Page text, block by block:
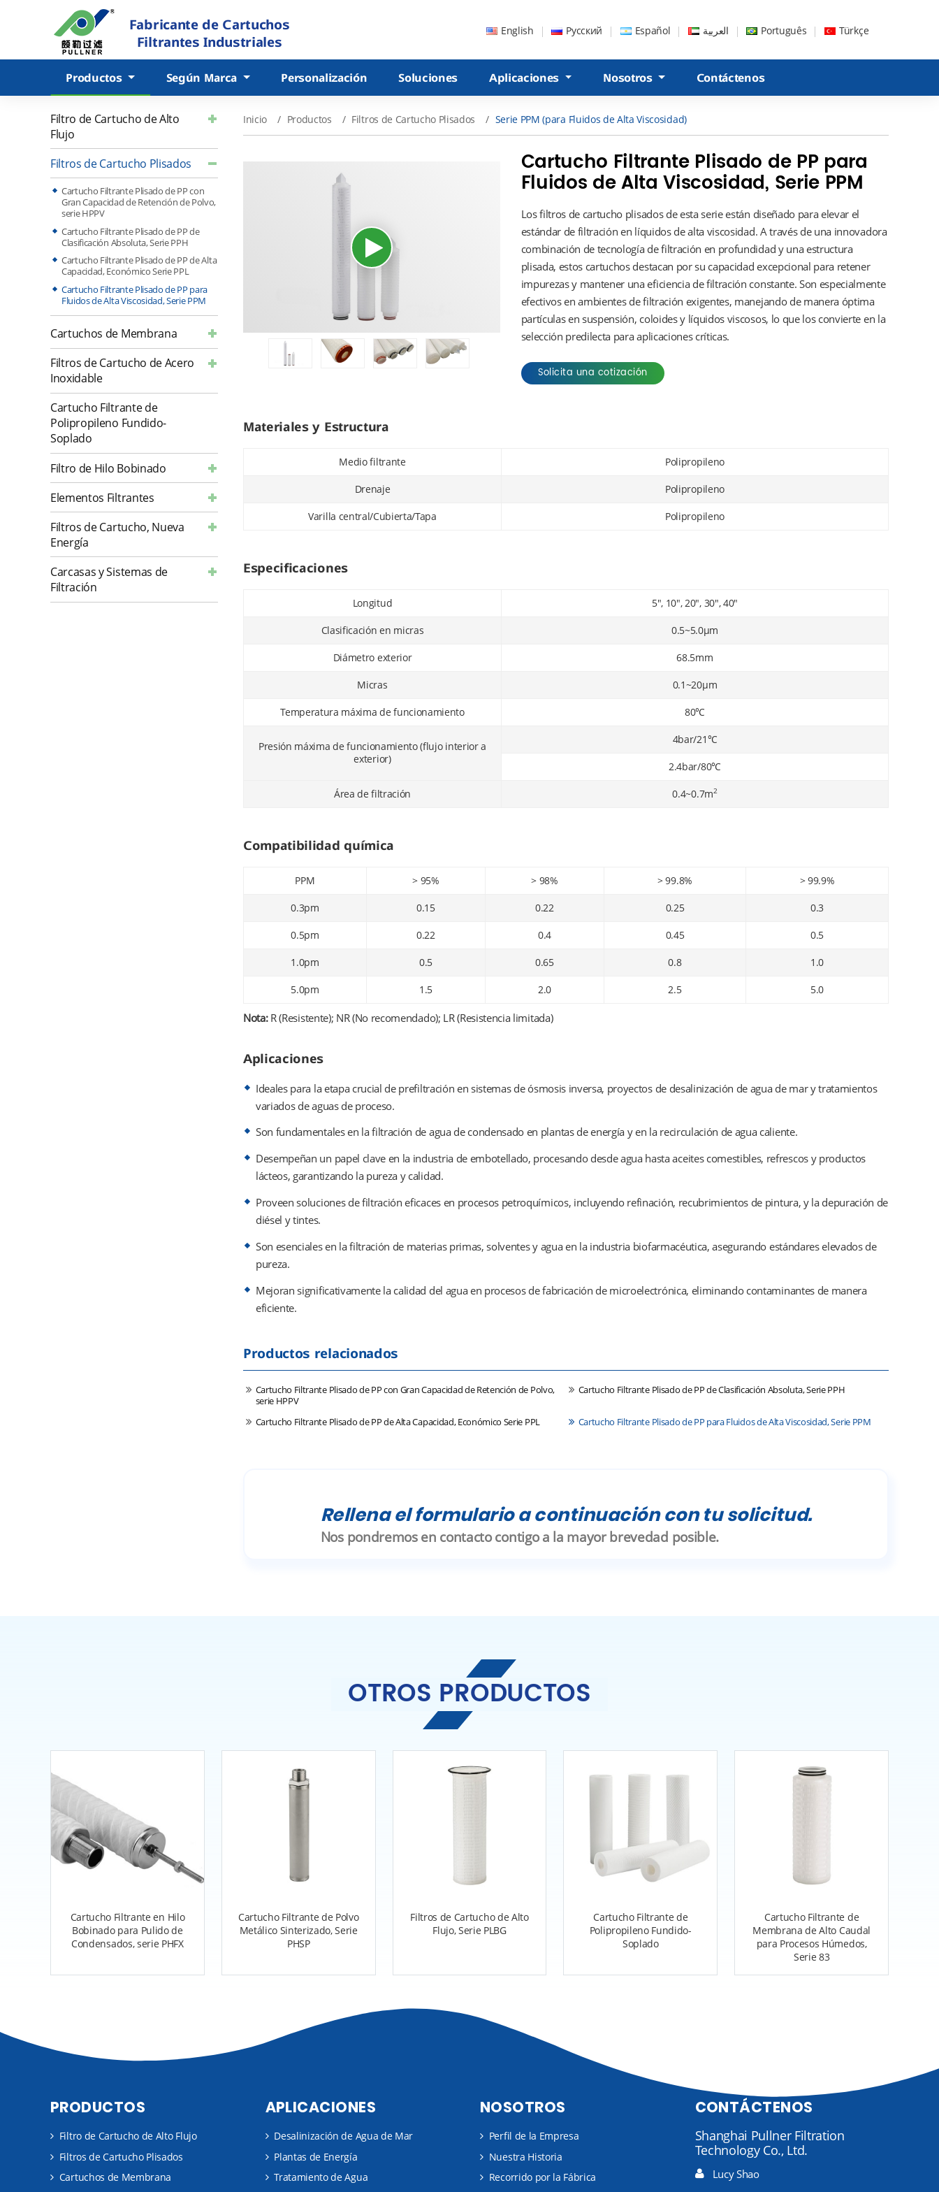
Fabricante de Cartuchos
Filtrantes Industriales
English Русский Español العربية Português Türkçe
Productos Según Marca Personalización Soluciones Aplicaciones Nosotros Contáctenos
Inicio Productos Filtros de Cartucho Plisados Serie PPM (para Fluidos de Alta Viscosidad)
Cartucho Filtrante Plisado de PP para
Fluidos de Alta Viscosidad, Serie PPM
Los filtros de cartucho plisados de esta serie están diseñado para elevar el
estándar de filtración en líquidos de alta viscosidad. A través de una innovadora
combinación de tecnología de filtración en profundidad y una estructura
plisada, estos cartuchos destacan por su capacidad excepcional para retener
impurezas y mantener una eficiencia de filtración constante. Son especialmente
efectivos en ambientes de filtración exigentes, manejando de manera óptima
partículas en suspensión, coloides y líquidos viscosos, lo que los convierte en la
selección predilecta para aplicaciones críticas.
Solicita una cotización
Materiales y Estructura
Medio filtrante Polipropileno
Drenaje Polipropileno
Varilla central/Cubierta/Tapa Polipropileno
Especificaciones
Longitud 5", 10", 20", 30", 40"
Clasificación en micras 0.5~5.0μm
Diámetro exterior 68.5mm
Micras 0.1~20μm
Temperatura máxima de funcionamiento 80℃
Presión máxima de funcionamiento (flujo interior a
exterior)
4bar/21℃
2.4bar/80℃
Área de filtración 0.4~0.7m2
Compatibilidad química
PPM > 95% > 98% > 99.8% > 99.9%
0.3pm 0.15 0.22 0.25 0.3
0.5pm 0.22 0.4 0.45 0.5
1.0pm 0.5 0.65 0.8 1.0
5.0pm 1.5 2.0 2.5 5.0
Nota:R (Resistente); NR (No recomendado); LR (Resistencia limitada)
Aplicaciones
Ideales para la etapa crucial de prefiltración en sistemas de ósmosis inversa, proyectos de desalinización de agua de mar y tratamientos
variados de aguas de proceso.
Son fundamentales en la filtración de agua de condensado en plantas de energía y en la recirculación de agua caliente.
Desempeñan un papel clave en la industria de embotellado, procesando desde agua hasta aceites comestibles, refrescos y productos
lácteos, garantizando la pureza y calidad.
Proveen soluciones de filtración eficaces en procesos petroquímicos, incluyendo refinación, recubrimientos de pintura, y la depuración de
diésel y tintes.
Son esenciales en la filtración de materias primas, solventes y agua en la industria biofarmacéutica, asegurando estándares elevados de
pureza.
Mejoran significativamente la calidad del agua en procesos de fabricación de microelectrónica, eliminando contaminantes de manera
eficiente.
Productos relacionados
Cartucho Filtrante Plisado de PP con Gran Capacidad de Retención de Polvo,
serie HPPV
Cartucho Filtrante Plisado de PP de Clasificación Absoluta, Serie PPH
Cartucho Filtrante Plisado de PP de Alta Capacidad, Económico Serie PPL Cartucho Filtrante Plisado de PP para Fluidos de Alta Viscosidad, Serie PPM
Rellena el formulario a continuación con tu solicitud.
Nos pondremos en contacto contigo a la mayor brevedad posible.
Filtro de Cartucho de Alto
Flujo
Filtros de Cartucho Plisados
Cartucho Filtrante Plisado de PP con
Gran Capacidad de Retención de Polvo,
serie HPPV
Cartucho Filtrante Plisado de PP de
Clasificación Absoluta, Serie PPH
Cartucho Filtrante Plisado de PP de Alta
Capacidad, Económico Serie PPL
Cartucho Filtrante Plisado de PP para
Fluidos de Alta Viscosidad, Serie PPM
Cartuchos de Membrana
Filtros de Cartucho de Acero
Inoxidable
Cartucho Filtrante de
Polipropileno Fundido-
Soplado
Filtro de Hilo Bobinado
Elementos Filtrantes
Filtros de Cartucho, Nueva
Energía
Carcasas y Sistemas de
Filtración
OTROS PRODUCTOS
Cartucho Filtrante en Hilo
Bobinado para Pulido de
Condensados, serie PHFX
Cartucho Filtrante de Polvo
Metálico Sinterizado, Serie
PHSP
Filtros de Cartucho de Alto
Flujo, Serie PLBG
Cartucho Filtrante de
Polipropileno Fundido-
Soplado
Cartucho Filtrante de
Membrana de Alto Caudal
para Procesos Húmedos,
Serie 83
PRODUCTOS
Filtro de Cartucho de Alto Flujo
Filtros de Cartucho Plisados
Cartuchos de Membrana
APLICACIONES
Desalinización de Agua de Mar
Plantas de Energía
Tratamiento de Agua
NOSOTROS
Perfil de la Empresa
Nuestra Historia
Recorrido por la Fábrica
CONTÁCTENOS
Shanghai Pullner Filtration
Technology Co., Ltd.
Lucy Shao